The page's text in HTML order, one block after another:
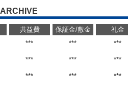
ARCHIVE
共益費 保証金/敷金 礼金
*** *** ***
*** *** ***
*** *** ***